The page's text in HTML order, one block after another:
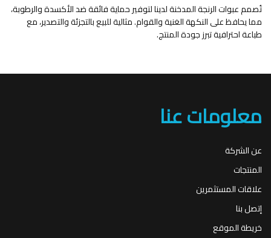
تُصمم عبوات الرنجة المدخنة لدينا لتوفير حماية فائقة ضد الأكسدة والرطوبة،
مما يحافظ على النكهة الغنية والقوام. مثالية للبيع بالتجزئة والتصدير، مع
طباعة احترافية تبرز جودة المنتج.
معلومات عنا
عن الشركة
المنتجات
علاقات المستثمرين
إتصل بنا
خريطة الموقع